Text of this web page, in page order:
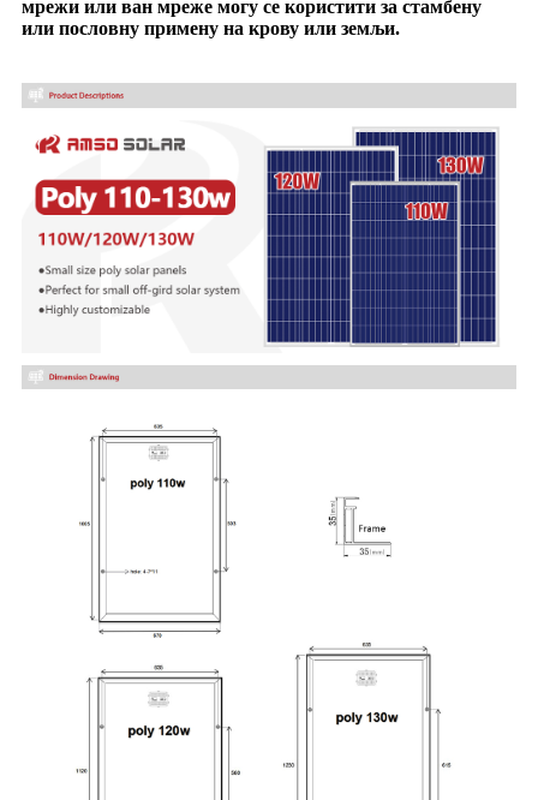
мрежи или ван мреже могу се користити за стамбену
или пословну примену на крову или земљи.